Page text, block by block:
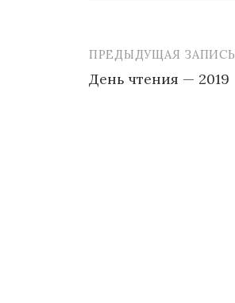
Навигация
по
ПРЕДЫДУЩАЯ ЗАПИСЬ
День чтения — 2019